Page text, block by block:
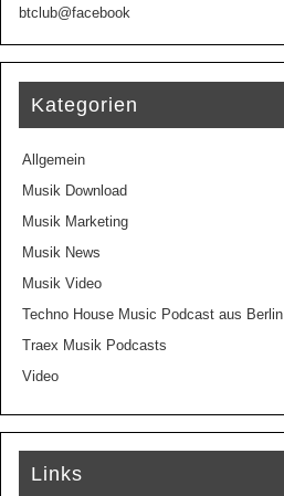
btclub@facebook
Kategorien
Allgemein
Musik Download
Musik Marketing
Musik News
Musik Video
Techno House Music Podcast aus Berlin
Traex Musik Podcasts
Video
Links